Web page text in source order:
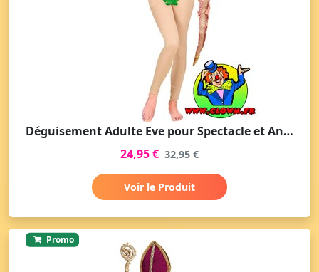
Déguisement Adulte Eve pour Spectacle et Animation
24,95 € 32,95 €
Voir le Produit
Promo